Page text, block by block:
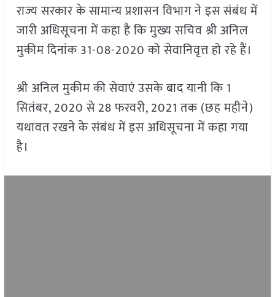
राज्य सरकार के सामान्य प्रशासन विभाग ने इस संबंध में
जारी अधिसूचना में कहा है कि मुख्य सचिव श्री अनिल
मुकीम दिनांक 31-08-2020 को सेवानिवृत्त हो रहे हैं।
श्री अनिल मुकीम की सेवाएं उसके बाद यानी कि 1
सितंबर, 2020 से 28 फरवरी, 2021 तक (छह महीने)
यथावत रखने के संबंध में इस अधिसूचना में कहा गया
है।